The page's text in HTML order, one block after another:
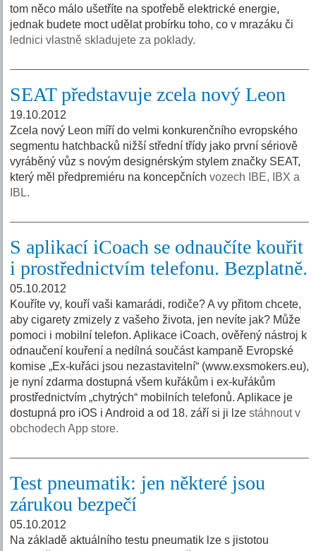
tom něco málo ušetříte na spotřebě elektrické energie,
jednak budete moct udělat probírku toho, co v mrazáku či
lednici vlastně skladujete za poklady.
SEAT představuje zcela nový Leon
19.10.2012
Zcela nový Leon míří do velmi konkurenčního evropského
segmentu hatchbacků nižší střední třídy jako první sériově
vyráběný vůz s novým designérským stylem značky SEAT,
který měl předpremiéru na koncepčníchvozech IBE, IBX a
IBL.
S aplikací iCoach se odnaučíte kouřit
i prostřednictvím telefonu. Bezplatně.
05.10.2012
Kouříte vy, kouří vaši kamarádi, rodiče? A vy přitom chcete,
aby cigarety zmizely z vašeho života, jen nevíte jak? Může
pomoci i mobilní telefon. Aplikace iCoach, ověřený nástroj k
odnaučení kouření a nedílná součást kampaně Evropské
komise „Ex-kuřáci jsou nezastavitelní“ (www.exsmokers.eu),
je nyní zdarma dostupná všem kuřákům i ex-kuřákům
prostřednictvím „chytrých“ mobilních telefonů. Aplikace je
dostupná pro iOS i Android a od 18. září si ji lzestáhnout v
obchodech App store.
Test pneumatik: jen některé jsou
zárukou bezpečí
05.10.2012
Na základě aktuálního testu pneumatik lze s jistotou